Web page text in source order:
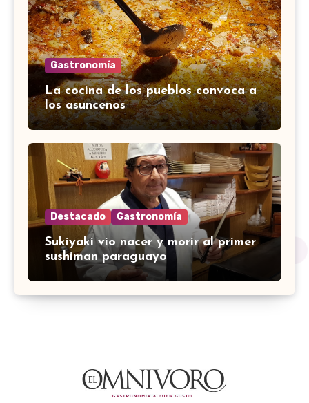
Gastronomía
La cocina de los pueblos convoca a
los asuncenos
Destacado Gastronomía
Sukiyaki vio nacer y morir al primer
sushiman paraguayo